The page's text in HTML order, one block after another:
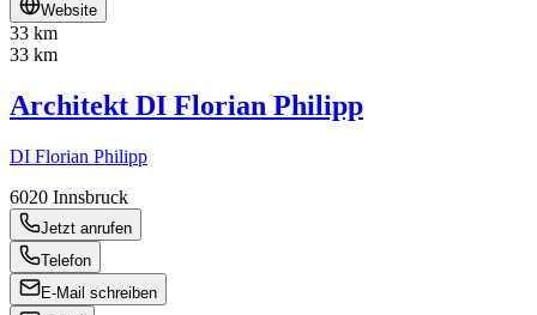
Website
33 km
33 km
Architekt DI Florian Philipp
DI Florian Philipp
6020 Innsbruck
Jetzt anrufen
Telefon
E-Mail schreiben